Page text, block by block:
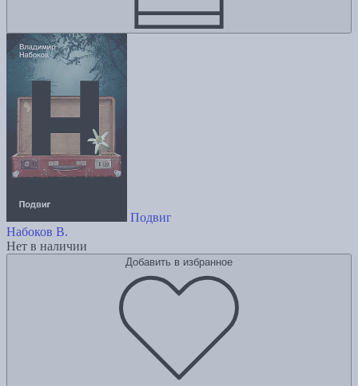
Подвиг
Набоков В.
Нет в наличии
Добавить в избранное